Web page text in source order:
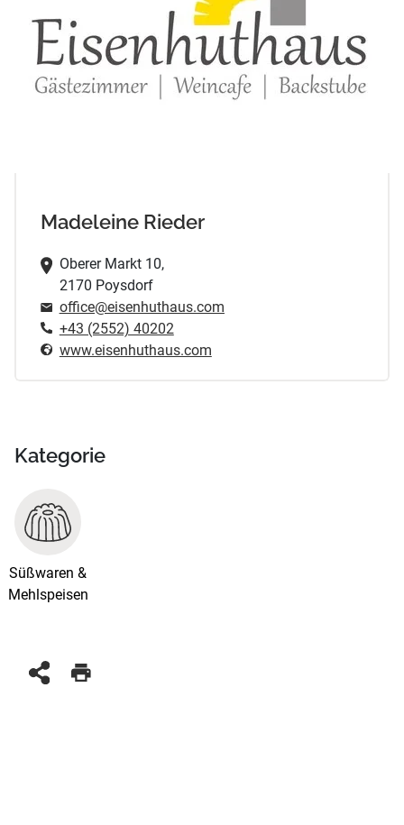
Madeleine Rieder
Oberer Markt 10,
2170 Poysdorf
office@eisenhuthaus.com
+43 (2552) 40202
www.eisenhuthaus.com
Kategorie
Süßwaren &
Mehlspeisen